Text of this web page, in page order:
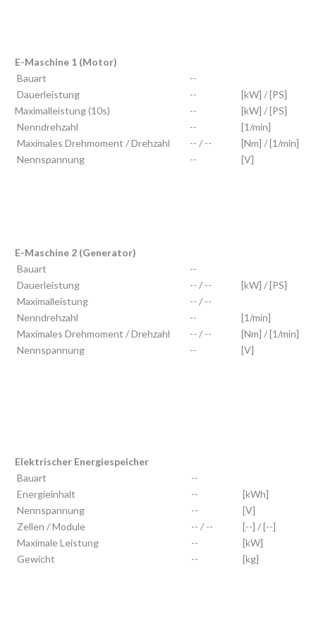
E-Maschine 1 (Motor)
Bauart
--
Dauerleistung
--
[kW] / [PS]
Maximalleistung (10s)
--
[kW] / [PS]
Nenndrehzahl
--
[1/min]
Maximales Drehmoment / Drehzahl
-- / --
[Nm] / [1/min]
Nennspannung
-- [V]
E-Maschine 2 (Generator)
Bauart
--
Dauerleistung
-- / --
[kW] / [PS]
Maximalleistung
-- / --
Nenndrehzahl
--
[1/min]
Maximales Drehmoment / Drehzahl
-- / --
[Nm] / [1/min]
Nennspannung
-- [V]
Elektrischer Energiespeicher
Bauart
--
Energieinhalt
--
[kWh]
Nennspannung
--
[V]
Zellen / Module
-- / --
[--] / [--]
Maximale Leistung
--
[kW]
Gewicht
-- [kg]